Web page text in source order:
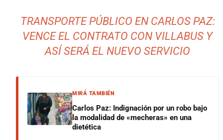
TRANSPORTE PÚBLICO EN CARLOS PAZ:
VENCE EL CONTRATO CON VILLABUS Y
ASÍ SERÁ EL NUEVO SERVICIO
MIRÁ TAMBIÉN
Carlos Paz: Indignación por un robo bajo
la modalidad de «mecheras» en una
dietética